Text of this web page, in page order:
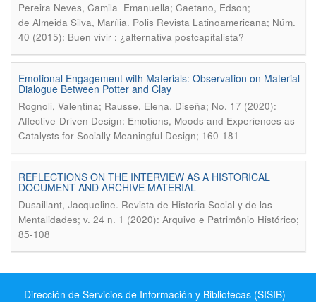
Pereira Neves, Camila Emanuella; Caetano, Edson;
de Almeida Silva, Marília. Polis Revista Latinoamericana; Núm.
40 (2015): Buen vivir : ¿alternativa postcapitalista?
Emotional Engagement with Materials: Observation on Material
Dialogue Between Potter and Clay
Rognoli, Valentina; Rausse, Elena. Diseña; No. 17 (2020):
Affective-Driven Design: Emotions, Moods and Experiences as
Catalysts for Socially Meaningful Design; 160-181
REFLECTIONS ON THE INTERVIEW AS A HISTORICAL
DOCUMENT AND ARCHIVE MATERIAL
Dusaillant, Jacqueline. Revista de Historia Social y de las
Mentalidades; v. 24 n. 1 (2020): Arquivo e Patrimônio Histórico;
85-108
Dirección de Servicios de Información y Bibliotecas (SISIB) -